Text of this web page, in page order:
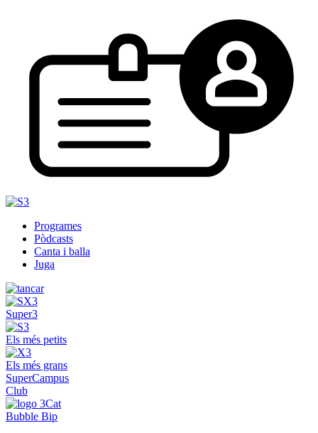
Programes
Pòdcasts
Canta i balla
Juga
Super3
Els més petits
Els més grans
SuperCampus
Club
Bubble Bip